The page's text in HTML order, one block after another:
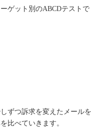
ゲット別のABCDテストで
ずつ訴求を変えたメールを
比べていきます。